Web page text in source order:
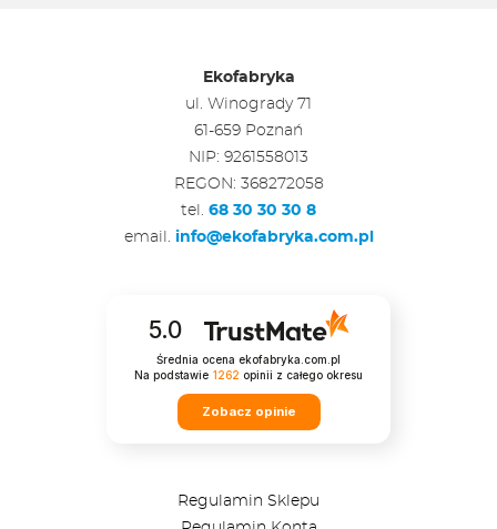
Ekofabryka
ul. Winogrady 71
61-659 Poznań
NIP: 9261558013
REGON: 368272058
tel. 68 30 30 30 8
email. info@ekofabryka.com.pl
5.0
Średnia ocena ekofabryka.com.pl
Na podstawie 1262 opinii z całego okresu
Zobacz opinie
Regulamin Sklepu